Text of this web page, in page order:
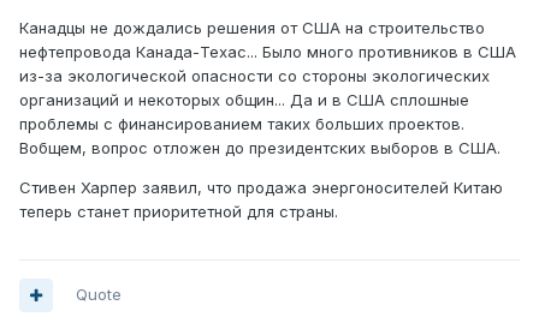
Канадцы не дождались решения от США на строительство
нефтепровода Канада-Техас... Было много противников в США
из-за экологической опасности со стороны экологических
организаций и некоторых общин... Да и в США сплошные
проблемы с финансированием таких больших проектов.
Вобщем, вопрос отложен до президентских выборов в США.
Стивен Харпер заявил, что продажа энергоносителей Китаю
теперь станет приоритетной для страны.
Quote